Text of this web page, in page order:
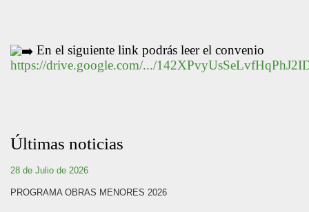
En el siguiente link podrás leer el convenio
https://drive.google.com/.../
Últimas noticias
28 de Julio de 2026
PROGRAMA OBRAS MENORES 2026